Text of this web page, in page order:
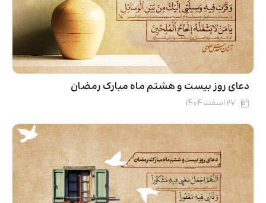
دعای روز بیست‌ و هشتم ماه مبارک رمضان
۲۷ اسفند ۱۴۰۴